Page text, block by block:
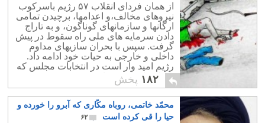
از همان فردای انقلاب ۵۷ رژیم باسرکوب
نیروهای مخالف،و اعدامها، برچیدن تمامی
ارگانها و سازمانهای گوناگون، و به تاراج
دادن سرمایه های ملی راه سقوط در پیش
گرفت. سپس با بحران سازیهای مداوم
داخلی و خارجی به حیات خود ادامه داد.
رژیم امید وار است در انتخابات مجلس که
منطقه ای است، تا حدی مشروعیت
پیداکند.
۱۸۲ پخش
محمّد خاتمی، روباه مکّاری که آبرو را خورده و
حیا را قی کرده است
۶۲